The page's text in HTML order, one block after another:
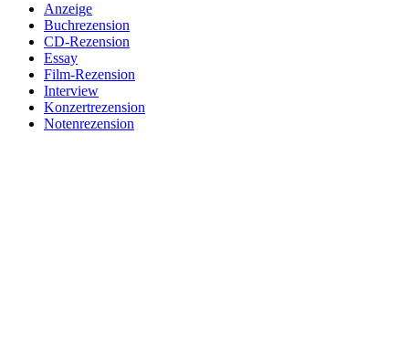
Anzeige
Buchrezension
CD-Rezension
Essay
Film-Rezension
Interview
Konzertrezension
Notenrezension